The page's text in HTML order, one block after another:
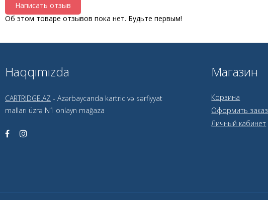
Написать отзыв
Об этом товаре отзывов пока нет. Будьте первым!
Haqqımızda
CARTRIDGE.AZ - Azərbaycanda kartric və sərfiyyat
malları üzrə N1 onlayn mağaza
Магазин
Корзина
Оформить заказ
Личный кабинет